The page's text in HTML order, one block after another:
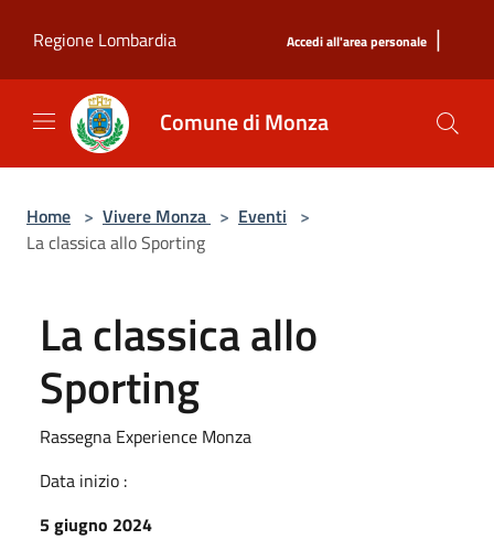
Regione Lombardia
Accedi all'area personale |
Comune di Monza
Home > Vivere Monza > Eventi >
La classica allo Sporting
La classica allo
Sporting
Rassegna Experience Monza
Data inizio :
5 giugno 2024